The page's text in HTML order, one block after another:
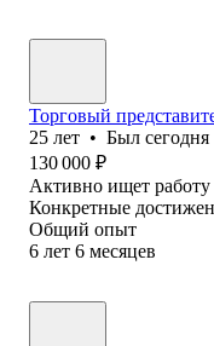
Торговый
25 лет • Был сегодня
130 000 ₽
Активно ищет работу
Конкретные
Общий опыт
6 лет 6 месяцев